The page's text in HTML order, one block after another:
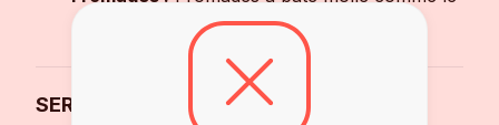
brie ou le camembert léger.
SERVICE :